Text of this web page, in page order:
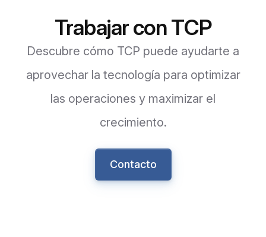
Trabajar con TCP
Descubre cómo TCP puede ayudarte a
aprovechar la tecnología para optimizar
las operaciones y maximizar el
crecimiento.
Contacto